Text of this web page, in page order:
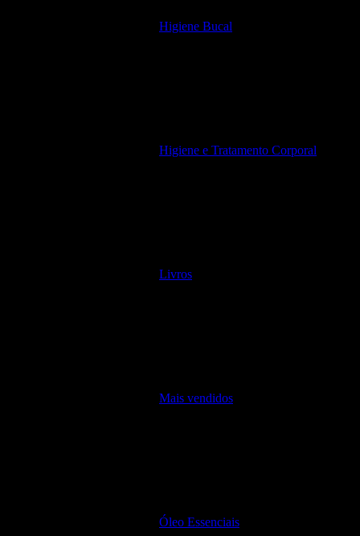
Higiene Bucal
Higiene e Tratamento Corporal
Livros
Mais vendidos
Óleo Essenciais